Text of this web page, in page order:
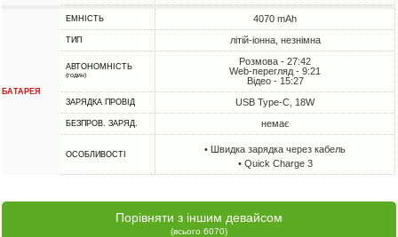
БАТАРЕЯ
ЕМНІСТЬ 4070 mAh
ТИП літій-іонна, незнімна
АВТОНОМНІСТЬ
(годин)
Розмова - 27:42
Web-перегляд - 9:21
Відео - 15:27
ЗАРЯДКА ПРОВІД USB Type-C, 18W
БЕЗПРОВ. ЗАРЯД. немає
ОСОБЛИВОСТІ
• Швидка зарядка через кабель
• Quick Charge 3
Порівняти з іншим девайсом
(всього 6070)